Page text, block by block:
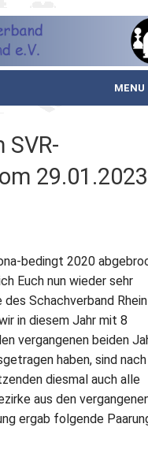
MENU
SVR-
29.01.2023
bedingt 2020
Euch nun wieder sehr
Schachverband
in diesem Jahr mit 8
vergangenen beiden
haben, sind nach
diesmal auch alle
aus den
ergab folgende